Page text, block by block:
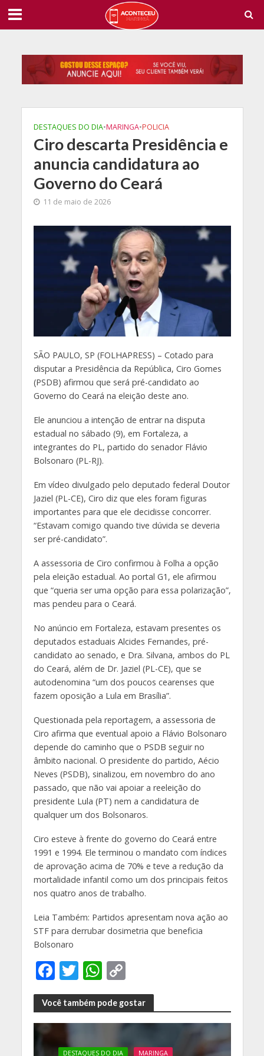
DESTAQUES DO DIA•MARINGA•POLICIA
Ciro descarta Presidência e
anuncia candidatura ao
Governo do Ceará
11 de maio de 2026
SÃO PAULO, SP (FOLHAPRESS) – Cotado para
disputar a Presidência da República, Ciro Gomes
(PSDB) afirmou que será pré-candidato ao
Governo do Ceará na eleição deste ano.
Ele anunciou a intenção de entrar na disputa
estadual no sábado (9), em Fortaleza, a
integrantes do PL, partido do senador Flávio
Bolsonaro (PL-RJ).
Em vídeo divulgado pelo deputado federal Doutor
Jaziel (PL-CE), Ciro diz que eles foram figuras
importantes para que ele decidisse concorrer.
“Estavam comigo quando tive dúvida se deveria
ser pré-candidato”.
A assessoria de Ciro confirmou à Folha a opção
pela eleição estadual. Ao portal G1, ele afirmou
que “queria ser uma opção para essa polarização”,
mas pendeu para o Ceará.
No anúncio em Fortaleza, estavam presentes os
deputados estaduais Alcides Fernandes, pré-
candidato ao senado, e Dra. Silvana, ambos do PL
do Ceará, além de Dr. Jaziel (PL-CE), que se
autodenomina “um dos poucos cearenses que
fazem oposição a Lula em Brasília”.
Questionada pela reportagem, a assessoria de
Ciro afirma que eventual apoio a Flávio Bolsonaro
depende do caminho que o PSDB seguir no
âmbito nacional. O presidente do partido, Aécio
Neves (PSDB), sinalizou, em novembro do ano
passado, que não vai apoiar a reeleição do
presidente Lula (PT) nem a candidatura de
qualquer um dos Bolsonaros.
Ciro esteve à frente do governo do Ceará entre
1991 e 1994. Ele terminou o mandato com índices
de aprovação acima de 70% e teve a redução da
mortalidade infantil como um dos principais feitos
nos quatro anos de trabalho.
Leia Também: Partidos apresentam nova ação ao
STF para derrubar dosimetria que beneficia
Bolsonaro
F
ac
e
b
o
T
w
itt
er
W
h
at
s
A
C
o
p
y
Li
Você também pode gostar
DESTAQUES DO DIA MARINGA